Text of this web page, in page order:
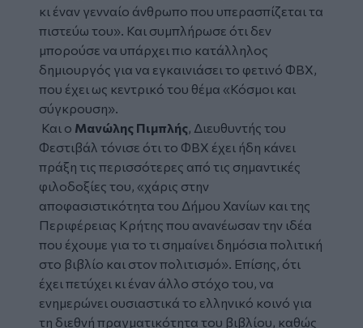
κι έναν γενναίο άνθρωπο που υπερασπίζεται τα
πιστεύω του». Και συμπλήρωσε ότι δεν
μπορούσε να υπάρχει πιο κατάλληλος
δημιουργός για να εγκαινιάσει το φετινό ΦΒΧ,
που έχει ως κεντρικό του θέμα «Κόσμοι και
σύγκρουση».
Και ο Μανώλης Πιμπλής, Διευθυντής του
Φεστιβάλ τόνισε ότι το ΦΒΧ έχει ήδη κάνει
πράξη τις περισσότερες από τις σημαντικές
φιλοδοξίες του, «χάρις στην
αποφασιστικότητα του Δήμου Χανίων και της
Περιφέρειας Κρήτης που ανανέωσαν την ιδέα
που έχουμε για το τι σημαίνει δημόσια πολιτική
στο βιβλίο και στον πολιτισμό». Επίσης, ότι
έχει πετύχει κι έναν άλλο στόχο του, να
ενημερώνει ουσιαστικά το ελληνικό κοινό για
τη διεθνή πραγματικότητα του βιβλίου, καθώς